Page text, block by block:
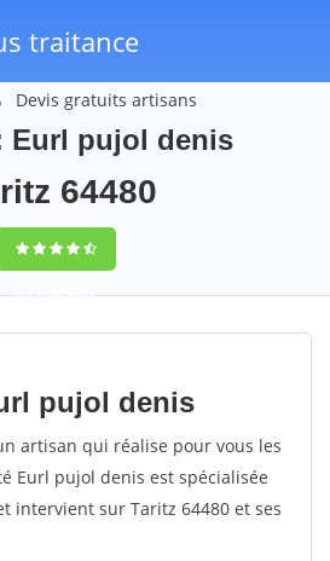
traitance
Devis gratuits artisans
Eurl pujol denis
64480
9,5(100%)81
votes
pujol denis
artisan qui réalise pour vous les
Eurl pujol denis est spécialisée
intervient sur Taritz 64480 et ses